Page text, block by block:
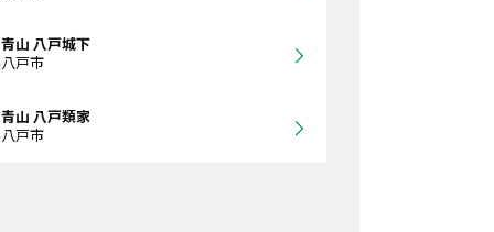
山 八戸城下
戸市
山 八戸類家
戸市